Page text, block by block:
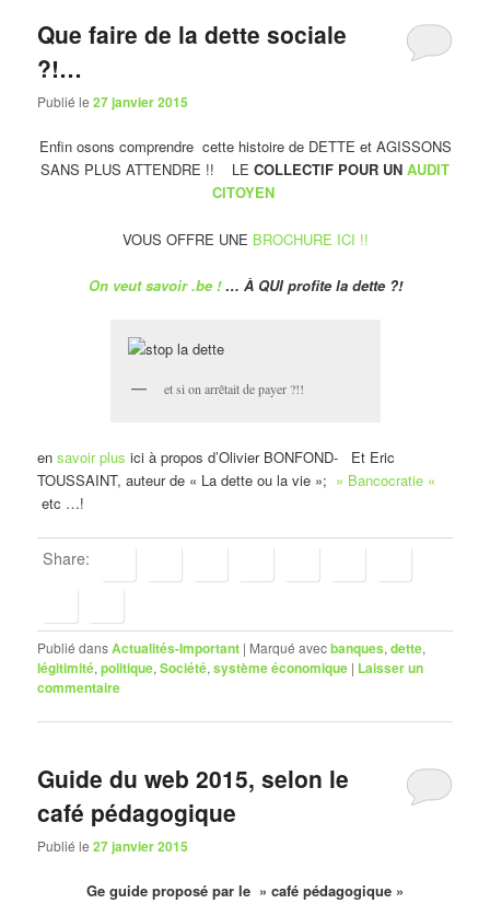
Que faire de la dette sociale
?!…
Publié le27 janvier 2015
Enfin osons comprendre cette histoire de DETTE et AGISSONS
SANS PLUS ATTENDRE !! LE COLLECTIF POUR UN AUDIT
CITOYEN
VOUS OFFRE UNE BROCHURE ICI !!
On veut savoir .be !… À QUI profite la dette ?!
et si on arrêtait de payer ?!!
en savoir plusici à propos d’Olivier BONFOND- Et Eric
TOUSSAINT, auteur de « La dette ou la vie »; » Bancocratie «
etc …!
Share:
Publié dansActualités-Important | Marqué avecbanques,dette,
légitimité,politique,Société,système économique | Laisser un
commentaire
Guide du web 2015, selon le
café pédagogique
Publié le27 janvier 2015
Ge guide proposé par le » café pédagogique »